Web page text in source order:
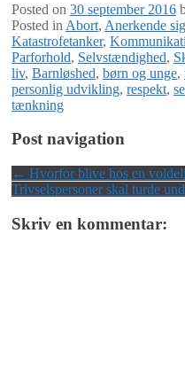
Posted on 30 september 2016
Posted in Abort, Anerkende
Katastrofetanker,
Parforhold, Selvstændighed,
liv, Barnløshed, børn og unge,
personlig udvikling, respekt,
tænkning
Post navigation
← Hvorfor blive hos en
Trivselspersoner skal turde
Skriv en kommentar: